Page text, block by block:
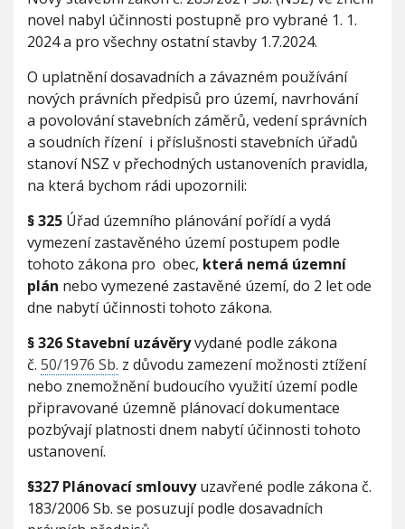
I
A
e
c
o
d
n
u
s
t
n
o
v
e
n
í
a
p
l
i
k
a
c
i
o
v
novel nabyl účinnosti postupně pro vybrané 1. 1.
2024 a pro všechny ostatní stavby 1.7.2024.
O uplatnění dosavadních a závazném používání
nových právních předpisů pro území, navrhování
a povolování stavebních záměrů, vedení správních
a soudních řízení i příslušnosti stavebních úřadů
stanoví NSZ v přechodných ustanoveních pravidla,
na která bychom rádi upozornili:
§ 325 Úřad územního plánování pořídí a vydá
vymezení zastavěného území postupem podle
tohoto zákona pro obec, která nemá územní
plán nebo vymezené zastavěné území, do 2 let ode
dne nabytí účinnosti tohoto zákona.
§ 326 Stavební uzávěryvydané podle zákona
č. 50/1976 Sb. z důvodu zamezení možnosti ztížení
nebo znemožnění budoucího využití území podle
připravované územně plánovací dokumentace
pozbývají platnosti dnem nabytí účinnosti tohoto
ustanovení.
§327 Plánovací smlouvyuzavřené podle zákona č.
183/2006 Sb. se posuzují podle dosavadních